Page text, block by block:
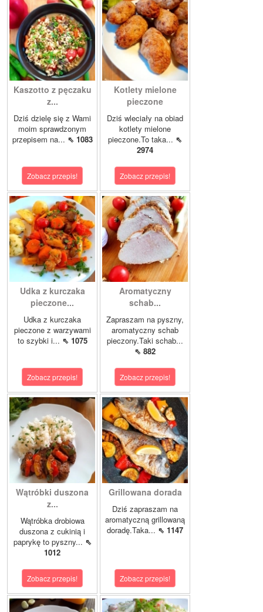
Kaszotto z pęczaku
z...
Dziś dzielę się z Wami
moim sprawdzonym
przepisem na... ⇖ 1083
Zobacz przepis!
Kotlety mielone
pieczone
Dziś wleciały na obiad
kotlety mielone
pieczone.To taka... ⇖
2974
Zobacz przepis!
Udka z kurczaka
pieczone...
Udka z kurczaka
pieczone z warzywami
to szybki i... ⇖ 1075
Zobacz przepis!
Aromatyczny
schab...
Zapraszam na pyszny,
aromatyczny schab
pieczony.Taki schab...
⇖ 882
Zobacz przepis!
Wątróbki duszona
z...
Wątróbka drobiowa
duszona z cukinią i
paprykę to pyszny... ⇖
1012
Zobacz przepis!
Grillowana dorada
Dziś zapraszam na
aromatyczną grillowaną
doradę.Taka... ⇖ 1147
Zobacz przepis!